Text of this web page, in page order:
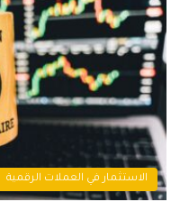
الاستثمار في العملات الرقمية